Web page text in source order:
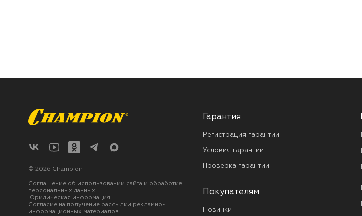
© 2026 Champion
Соглашение об использовании сайта и обработке
персональных данных
Юридическая информация
Согласие на получение рассылки рекламно-
информационных материалов
Гарантия
Регистрация гарантии
Условия гарантии
Проверка гарантии
Покупателям
Новинки